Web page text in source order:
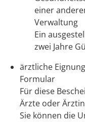
einer
Verwaltung
Ein
zwei Jahre
ärztliche
Formular
Für diese
Ärzte oder
Sie können die